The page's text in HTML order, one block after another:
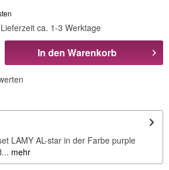
ca. 1-3 Werktage
In den Warenkorb
LAMY AL-star in der Farbe purple
mehr